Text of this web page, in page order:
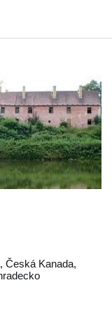
, Česká Kanada,